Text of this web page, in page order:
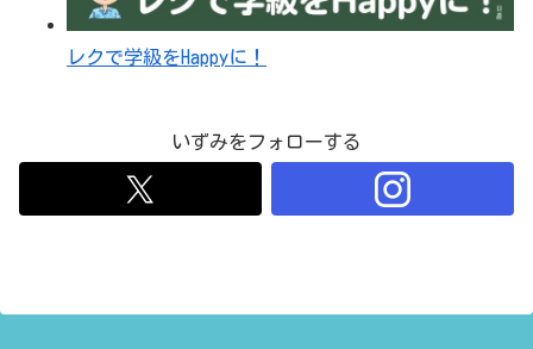
レクで学級をHappyに！
いずみをフォローする